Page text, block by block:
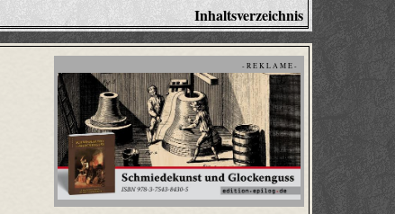
Inhaltsverzeichnis
- R E K L A M E -